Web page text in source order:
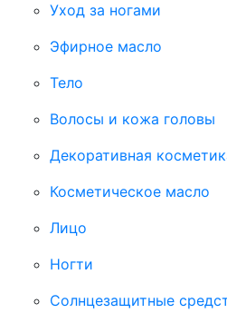
Уход за ногами
Эфирное масло
Тело
Волосы и кожа головы
Декоративная
Косметическое масло
Лицо
Ногти
Солнцезащитные